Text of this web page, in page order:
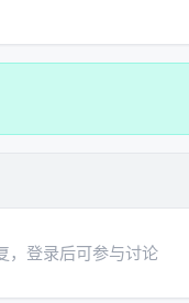
1.
； 2.数据：高质量指
：离线指标与在线满意
性与安全策略是工
。未来可探索更高
，登录后可参与讨论